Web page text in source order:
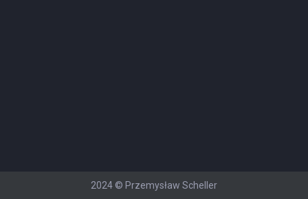
2024 © Przemysław Scheller